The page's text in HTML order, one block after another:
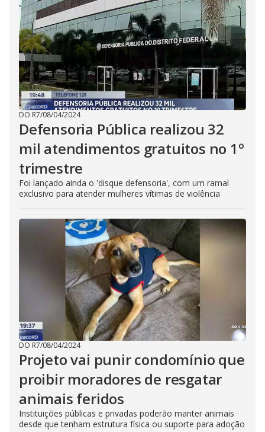
DO R7/08/04/2024
Defensoria Pública realizou 32
mil atendimentos gratuitos no 1º
trimestre
Foi lançado ainda o 'disque defensoria', com um ramal
exclusivo para atender mulheres vítimas de violência
DO R7/08/04/2024
Projeto vai punir condomínio que
proibir moradores de resgatar
animais feridos
Instituições públicas e privadas poderão manter animais
desde que tenham estrutura física ou suporte para adoção